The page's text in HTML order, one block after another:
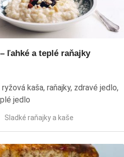
ľahké a teplé raňajky
kaša, raňajky, zdravé jedlo,
jedlo
Sladké raňajky a kaše